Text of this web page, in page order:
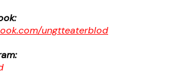
ungtteaterblod